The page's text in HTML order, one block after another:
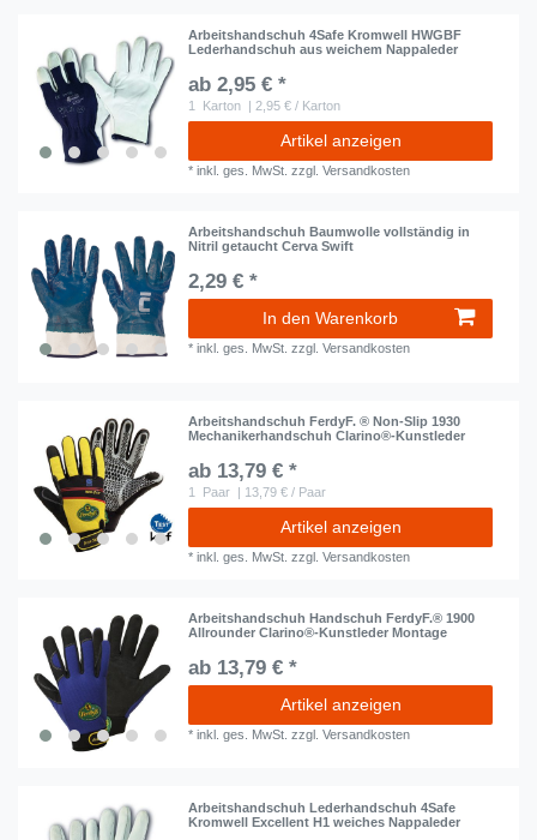
Arbeitshandschuh 4Safe Kromwell HWGBF
Lederhandschuh aus weichem Nappaleder
ab 2,95 € *
1 Karton | 2,95 € / Karton
Artikel anzeigen
*inkl. ges. MwSt. zzgl.Versandkosten
Arbeitshandschuh Baumwolle vollständig in
Nitril getaucht Cerva Swift
2,29 € *
In den Warenkorb
*inkl. ges. MwSt. zzgl.Versandkosten
Arbeitshandschuh FerdyF. ® Non-Slip 1930
Mechanikerhandschuh Clarino®-Kunstleder
ab 13,79 € *
1 Paar | 13,79 € / Paar
Artikel anzeigen
*inkl. ges. MwSt. zzgl.Versandkosten
Arbeitshandschuh Handschuh FerdyF.® 1900
Allrounder Clarino®-Kunstleder Montage
ab 13,79 € *
Artikel anzeigen
*inkl. ges. MwSt. zzgl.Versandkosten
Arbeitshandschuh Lederhandschuh 4Safe
Kromwell Excellent H1 weiches Nappaleder